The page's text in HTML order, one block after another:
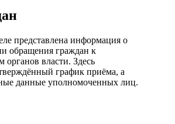
представлена информация о
обращения граждан к
органов власти. Здесь
график приёма, а
данные уполномоченных лиц.